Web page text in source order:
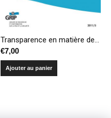
Transparence en matière de transferts d’armements – Quelles responsabilités pour les États?
€7,00
Ajouter au panier